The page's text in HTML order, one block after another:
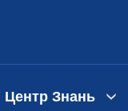
Центр Знань